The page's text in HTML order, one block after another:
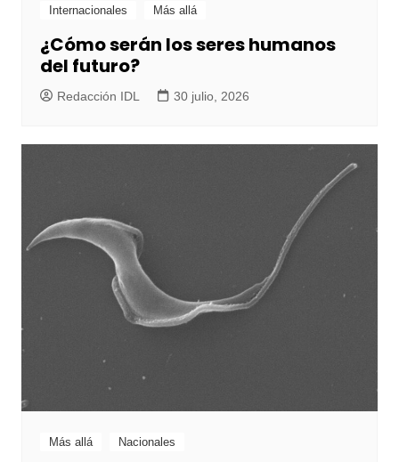
Internacionales Más allá
¿Cómo serán los seres humanos
del futuro?
Redacción IDL 30 julio, 2026
Más allá Nacionales